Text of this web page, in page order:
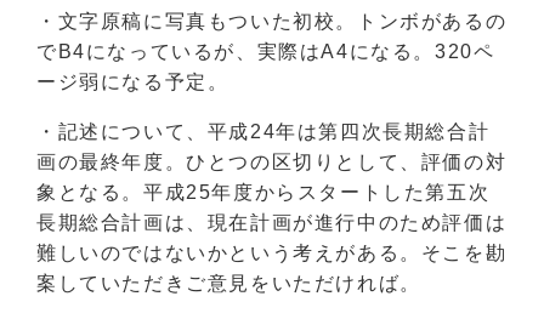
・文字原稿に写真もついた初校。トンボがあるの
でB4になっているが、実際はA4になる。320ペ
ージ弱になる予定。
・記述について、平成24年は第四次長期総合計
画の最終年度。ひとつの区切りとして、評価の対
象となる。平成25年度からスタートした第五次
長期総合計画は、現在計画が進行中のため評価は
難しいのではないかという考えがある。そこを勘
案していただきご意見をいただければ。